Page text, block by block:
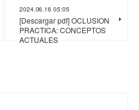
2024.06.16 05:05
[Descargar pdf] OCLUSION
PRACTICA: CONCEPTOS
ACTUALES